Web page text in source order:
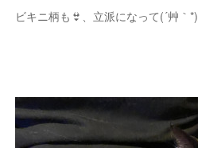
ビキニ柄も👙、立派になって(´艸｀*)